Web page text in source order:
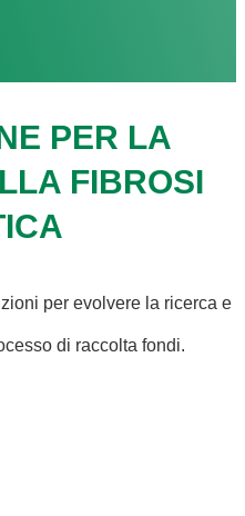
PER LA
FIBROSI
per evolvere la ricerca e
di raccolta fondi.